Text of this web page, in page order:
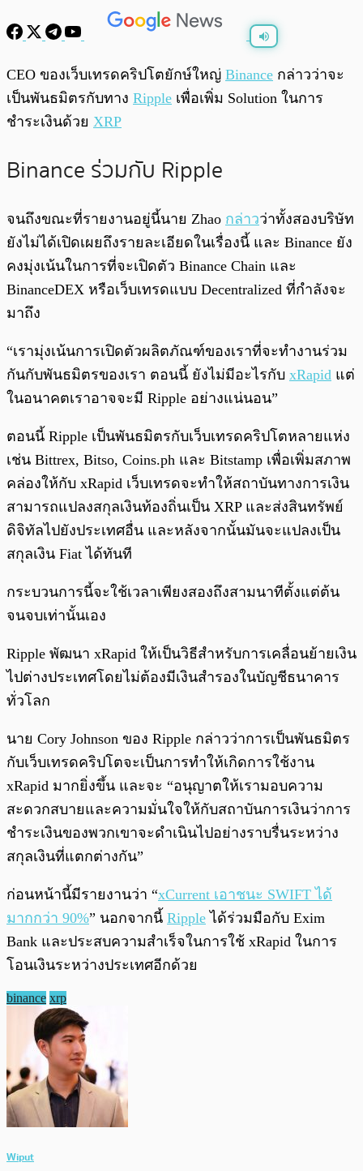
พร้อมเล่น / 0:00
CEO ของเว็บเทรดคริปโตยักษ์ใหญ่ Binance กล่าวว่าจะ
เป็นพันธมิตรกับทาง Ripple เพื่อเพิ่ม Solution ในการ
ชำระเงินด้วย XRP
Binance ร่วมกับ Ripple
จนถึงขณะที่รายงานอยู่นี้นาย Zhao กล่าวว่าทั้งสองบริษัท
ยังไม่ได้เปิดเผยถึงรายละเอียดในเรื่องนี้ และ Binance ยัง
คงมุ่งเน้นในการที่จะเปิดตัว Binance Chain และ
BinanceDEX หรือเว็บเทรดแบบ Decentralized ที่กำลังจะ
มาถึง
“เรามุ่งเน้นการเปิดตัวผลิตภัณฑ์ของเราที่จะทำงานร่วม
กันกับพันธมิตรของเรา ตอนนี้ ยังไม่มีอะไรกับ xRapid แต่
ในอนาคตเราอาจจะมี Ripple อย่างแน่นอน”
ตอนนี้ Ripple เป็นพันธมิตรกับเว็บเทรดคริปโตหลายแห่ง
เช่น Bittrex, Bitso, Coins.ph และ Bitstamp เพื่อเพิ่มสภาพ
คล่องให้กับ xRapid เว็บเทรดจะทำให้สถาบันทางการเงิน
สามารถแปลงสกุลเงินท้องถิ่นเป็น XRP และส่งสินทรัพย์
ดิจิทัลไปยังประเทศอื่น และหลังจากนั้นมันจะแปลงเป็น
สกุลเงิน Fiat ได้ทันที
กระบวนการนี้จะใช้เวลาเพียงสองถึงสามนาทีตั้งแต่ต้น
จนจบเท่านั้นเอง
Ripple พัฒนา xRapid ให้เป็นวิธีสำหรับการเคลื่อนย้ายเงิน
ไปต่างประเทศโดยไม่ต้องมีเงินสำรองในบัญชีธนาคาร
ทั่วโลก
นาย Cory Johnson ของ Ripple กล่าวว่าการเป็นพันธมิตร
กับเว็บเทรดคริปโตจะเป็นการทำให้เกิดการใช้งาน
xRapid มากยิ่งขึ้น และจะ “อนุญาตให้เรามอบความ
สะดวกสบายและความมั่นใจให้กับสถาบันการเงินว่าการ
ชำระเงินของพวกเขาจะดำเนินไปอย่างราบรื่นระหว่าง
สกุลเงินที่แตกต่างกัน”
ก่อนหน้านี้มีรายงานว่า “xCurrent เอาชนะ SWIFT ได้
มากกว่า 90%” นอกจากนี้ Ripple ได้ร่วมมือกับ Exim
Bank และประสบความสำเร็จในการใช้ xRapid ในการ
โอนเงินระหว่างประเทศอีกด้วย
binance xrp
Wiput